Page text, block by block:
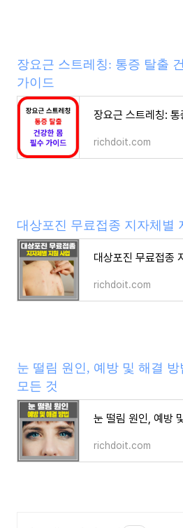
장요근 스트레칭: 통증 탈출
가이드
richdoit.com
대상포진 무료접종 지자체별
대상포진 무료접종
richdoit.com
눈 떨림 원인, 예방 및 해결
모든 것
richdoit.com